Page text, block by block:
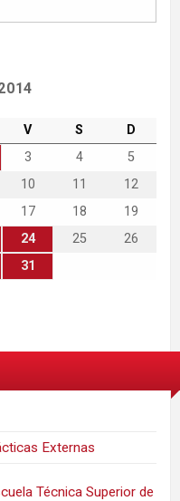
V S
D
3 4
5
10 11
12
17 18
19
24 25
26
31
Externas
Técnica Superior de